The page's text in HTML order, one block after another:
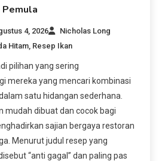
Pemula
4, 2026
Nicholas Long
Hitam Resep Ikan
pilihan yang sering
mereka yang mencari kombinasi
satu hidangan sederhana.
mudah dibuat dan cocok bagi
sajian bergaya restoran
Menurut judul resep yang
“anti gagal” dan paling pas